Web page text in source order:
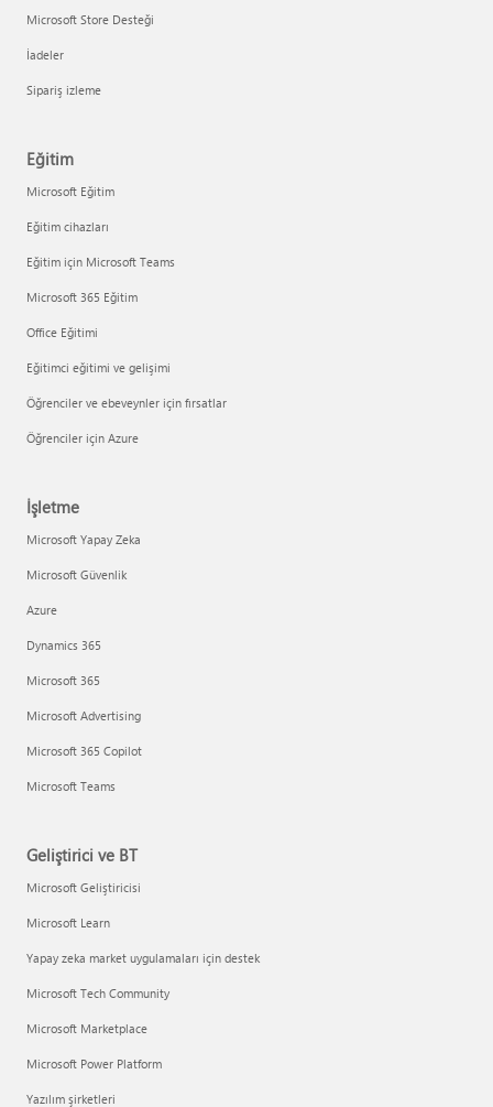
Microsoft Store Desteği
İadeler
Sipariş izleme
Eğitim
Microsoft Eğitim
Eğitim cihazları
Eğitim için Microsoft Teams
Microsoft 365 Eğitim
Office Eğitimi
Eğitimci eğitimi ve gelişimi
Öğrenciler ve ebeveynler için fırsatlar
Öğrenciler için Azure
İşletme
Microsoft Yapay Zeka
Microsoft Güvenlik
Azure
Dynamics 365
Microsoft 365
Microsoft Advertising
Microsoft 365 Copilot
Microsoft Teams
Geliştirici ve BT
Microsoft Geliştiricisi
Microsoft Learn
Yapay zeka market uygulamaları için destek
Microsoft Tech Community
Microsoft Marketplace
Microsoft Power Platform
Yazılım şirketleri